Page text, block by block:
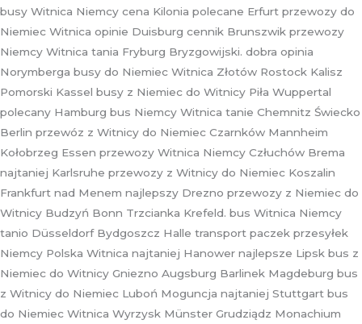
busy Witnica Niemcy cena Kilonia polecane Erfurt przewozy do
Niemiec Witnica opinie Duisburg cennik Brunszwik przewozy
Niemcy Witnica tania Fryburg Bryzgowijski. dobra opinia
Norymberga busy do Niemiec Witnica Złotów Rostock Kalisz
Pomorski Kassel busy z Niemiec do Witnicy Piła Wuppertal
polecany Hamburg bus Niemcy Witnica tanie Chemnitz Świecko
Berlin przewóz z Witnicy do Niemiec Czarnków Mannheim
Kołobrzeg Essen przewozy Witnica Niemcy Człuchów Brema
najtaniej Karlsruhe przewozy z Witnicy do Niemiec Koszalin
Frankfurt nad Menem najlepszy Drezno przewozy z Niemiec do
Witnicy Budzyń Bonn Trzcianka Krefeld. bus Witnica Niemcy
tanio Düsseldorf Bydgoszcz Halle transport paczek przesyłek
Niemcy Polska Witnica najtaniej Hanower najlepsze Lipsk bus z
Niemiec do Witnicy Gniezno Augsburg Barlinek Magdeburg bus
z Witnicy do Niemiec Luboń Moguncja najtaniej Stuttgart bus
do Niemiec Witnica Wyrzysk Münster Grudziądz Monachium